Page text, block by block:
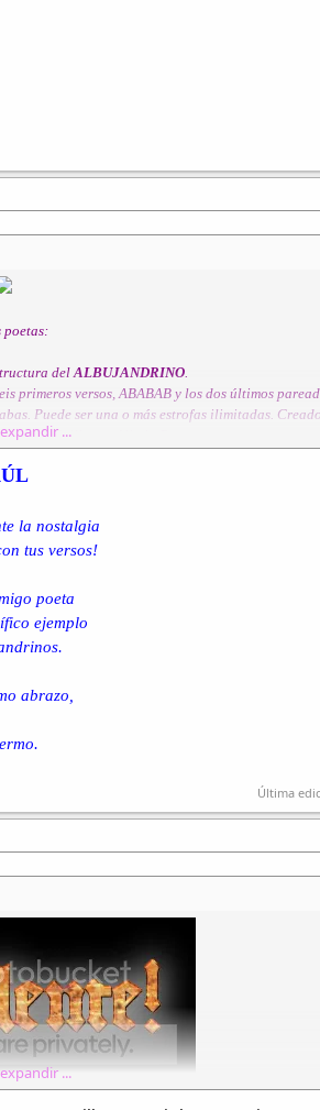
poetas:
delALBUJANDRINO.
primeros versos, ABABAB y los dos últimos
Puede ser una o más estrofas ilimitadas.
Dr. Guillermo Albuja Bravo.
palabra azuza
del verso y poesía
al verbo se lo abusa,
blanco cruza
apartan de su cama
juntos compartían,
es solo drama!
que siempre se darían?
con vino y una daga
con frío se le apaga.
a tus alas de amor...
...
la nostalgia
tus versos!
poeta
ejemplo
abrazo,
Última
...